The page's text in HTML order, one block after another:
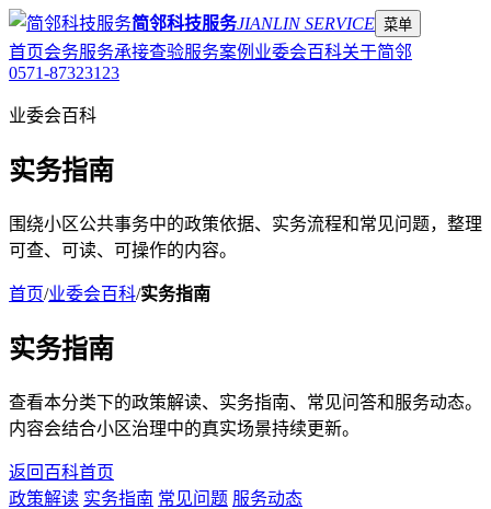
简邻科技服务JIANLIN SERVICE 菜单
首页会务服务承接查验服务案例 业委会百科关于简邻
0571-87323123
业委会百科
实务指南
围绕小区公共事务中的政策依据、实务流程和常见问题，整理
可查、可读、可操作的内容。
首页/业委会百科/实务指南
实务指南
查看本分类下的政策解读、实务指南、常见问答和服务动态。
内容会结合小区治理中的真实场景持续更新。
返回百科首页
政策解读 实务指南 常见问题 服务动态